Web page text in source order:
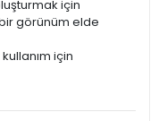
için
görünüm elde
için